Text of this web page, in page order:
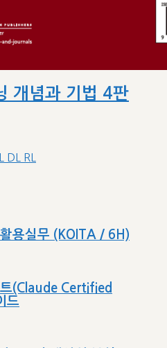
개념과 기법 4판
RL
용실무 (KOITA / 6H)
(Claude Certified
드